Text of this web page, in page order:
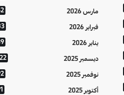
مارس 2026
فبراير 2026
يناير 2026
ديسمبر 2025
نوفمبر 2025
أكتوبر 2025